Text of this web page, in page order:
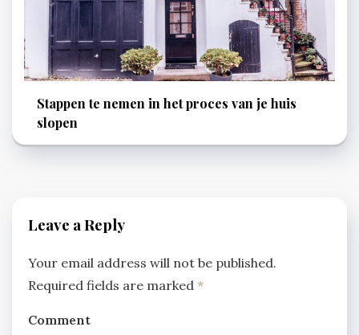
Stappen te nemen in het proces van je huis
slopen
Leave a Reply
Your email address will not be published.
Required fields are marked *
Comment